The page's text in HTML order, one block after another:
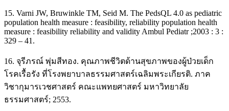
15. Varni JW, Bruwinkle TM, Seid M. The PedsQL 4.0 as pediatric
population health measure : feasibility, reliability population health
measure : feasibility reliability and validity Ambul Pediatr ;2003 : 3 :
329 – 41.
16. จุรีภรณ์ พุ่มสีทอง. คุณภาพชีวิตด้านสุขภาพของผู้ป่วยเด็ก
โรคเรื้อรัง ที่โรงพยาบาลธรรมศาสตร์เฉลิมพระเกียรติ. ภาค
วิชากุมารเวชศาสตร์ คณะแพทยศาสตร์ มหาวิทยาลัย
ธรรมศาสตร์; 2553.